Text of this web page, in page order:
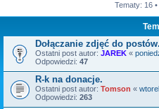
Tematy: 16
Dołączanie zdjęć do postów.
Ostatni post autor: JAREK «
Odpowiedzi: 47
R-k na donacje.
Ostatni post autor: Tomson «
Odpowiedzi: 263